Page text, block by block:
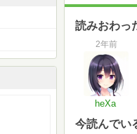
読みおわっ
2年前
heXa
今読んでい